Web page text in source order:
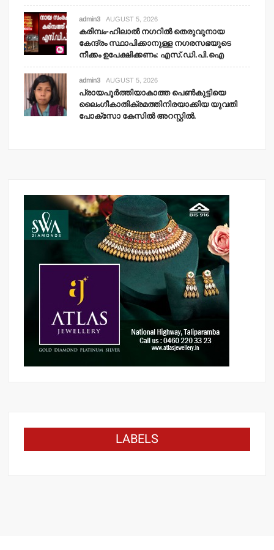
admin3 AUGUST 5, 2026
കരിമ്പം-ഹിലാല്‍ നഗറില്‍ തെരുവുനായ
കേന്ദ്രം സ്ഥാപിക്കാനുള്ള നഗരസഭയുടെ
നീക്കം ഉപേക്ഷിക്കണം: എസ്.ഡി.പി.ഐ
admin3 AUGUST 5, 2026
പ്രായപൂര്‍ത്തിയാകാത്ത പെണ്‍കുട്ടിയെ
ലൈംഗീകാതിക്രമത്തിനിരയാക്കിയ യുവതി
പോക്‌സോ കേസില്‍ അറസ്റ്റില്‍.
LABELS